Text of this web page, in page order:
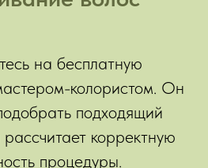
на бесплатную
колористом. Он
подходящий
корректную
процедуры.